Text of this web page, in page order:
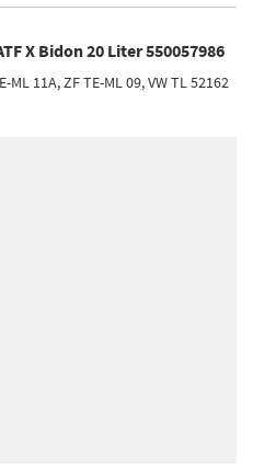
X Bidon 20 Liter 550057986
ML 11A, ZF TE-ML 09, VW TL 52162